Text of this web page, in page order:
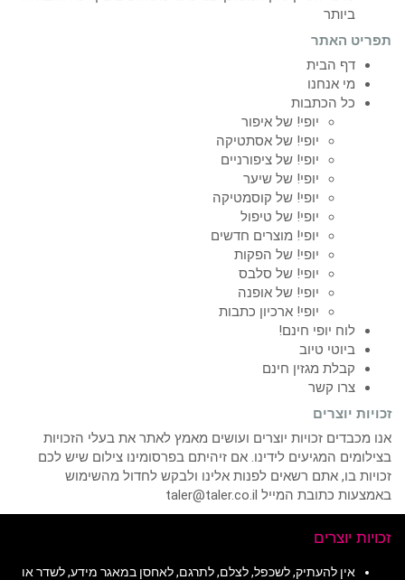
ביותר
תפריט האתר
דף הבית
מי אנחנו
כל הכתבות
יופי! של איפור
יופי! של אסתטיקה
יופי! של ציפורניים
יופי! של שיער
יופי! של קוסמטיקה
יופי! של טיפול
יופי! מוצרים חדשים
יופי! של הפקות
יופי! של סלבס
יופי! של אופנה
יופי! ארכיון כתבות
לוח יופי חינם!
ביוטי טיוב
קבלת מגזין חינם
צרו קשר
זכויות יוצרים
אנו מכבדים זכויות יוצרים ועושים מאמץ לאתר את בעלי הזכויות
בצילומים המגיעים לידינו. אם זיהיתם בפרסומינו צילום שיש לכם
זכויות בו, אתם רשאים לפנות אלינו ולבקש לחדול מהשימוש
באמצעות כתובת המייל taler@taler.co.il
זכויות יוצרים
אין להעתיק, לשכפל, לצלם, לתרגם, לאחסן במאגר מידע, לשדר או